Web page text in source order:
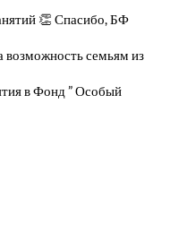
👏 Спасибо, БФ
возможность семьям из
в Фонд ” Особый